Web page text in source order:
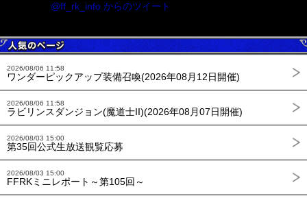
@ff_rk_info からのツイート
2026/08/06 11:58
ワンダーピックアップ装備召喚(2026年08月12日開催)
2026/08/06 11:58
ラビリンスダンジョン(魔道士II)(2026年08月07日開催)
2026/08/03 15:00
第35回公式生放送観覧応募
2026/08/03 15:00
FFRKミニレポート～第105回～